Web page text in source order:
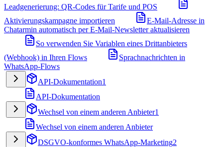
Leadgenerierung: QR-Codes für Tarife und POS
Aktivierungskampagne importieren
E-Mail-Adresse in
Chatarmin automatisch per E-Mail-Newsletter aktualisieren
So verwenden Sie Variablen eines Drittanbieters
(Webhook) in Ihren Flows
Sprachnachrichten in
WhatsApp-Flows
API-Dokumentation1
API-Dokumentation
Wechsel von einem anderen Anbieter1
Wechsel von einem anderen Anbieter
DSGVO-konformes WhatsApp-Marketing2